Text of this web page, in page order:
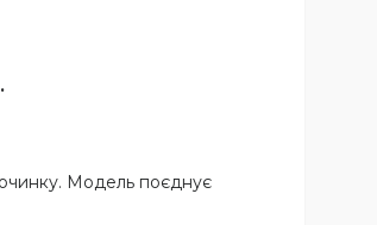
Модель поєднує